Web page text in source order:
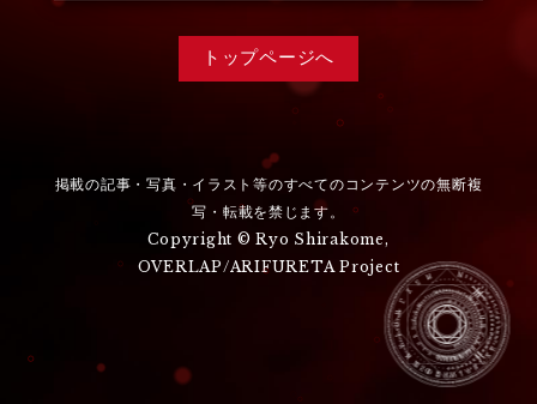
トップページへ
掲載の記事・写真・イラスト等のすべてのコンテンツの無断複
写・転載を禁じます。
Copyright © Ryo Shirakome,
OVERLAP/ARIFURETA Project